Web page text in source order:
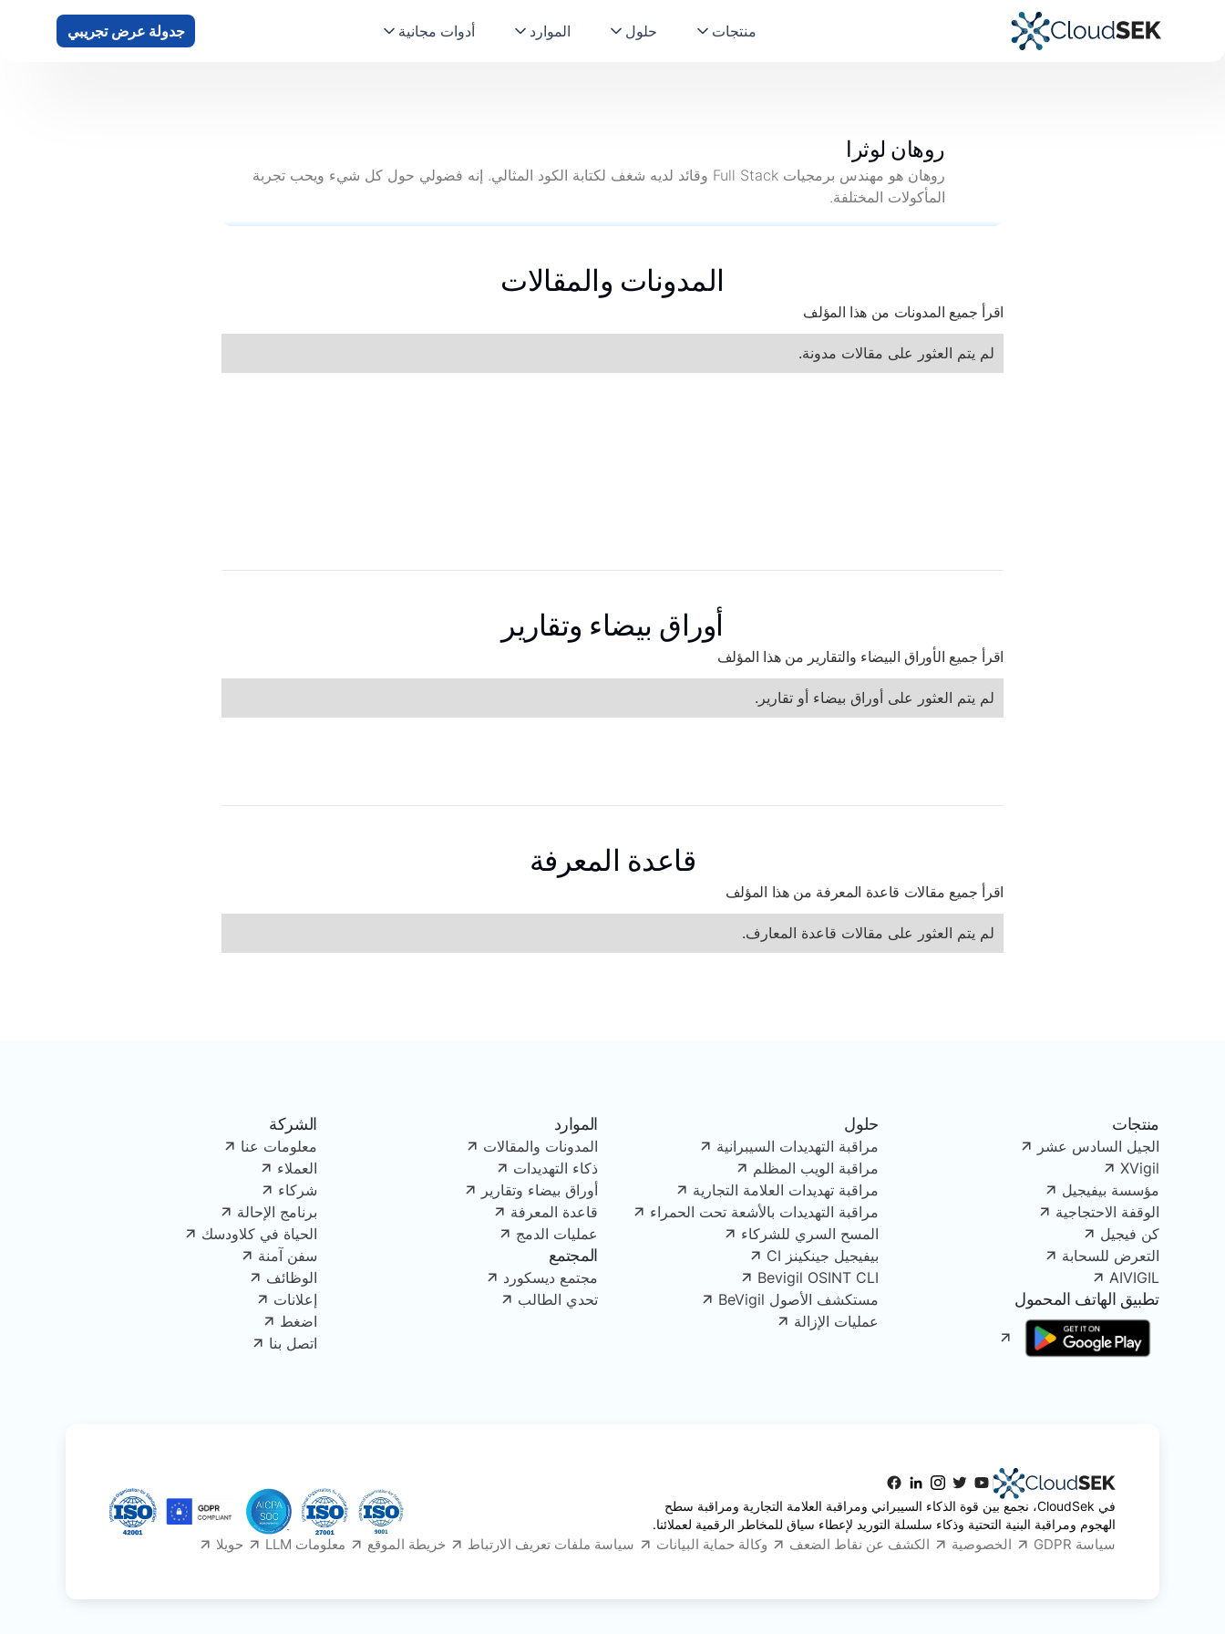
منتجات حلول الموارد أدوات مجانية جدولة عرض تجريبي
روهان لوثرا
روهان هو مهندس برمجيات Full Stack وقائد لديه شغف لكتابة الكود المثالي. إنه فضولي حول كل شيء ويحب تجربة
المأكولات المختلفة.
المدونات والمقالات
اقرأ جميع المدونات من هذا المؤلف
لم يتم العثور على مقالات مدونة.
أوراق بيضاء وتقارير
اقرأ جميع الأوراق البيضاء والتقارير من هذا المؤلف
لم يتم العثور على أوراق بيضاء أو تقارير.
قاعدة المعرفة
اقرأ جميع مقالات قاعدة المعرفة من هذا المؤلف
لم يتم العثور على مقالات قاعدة المعارف.
منتجات
الجيل السادس عشر
XVigil
مؤسسة بيفيجيل
الوقفة الاحتجاجية
كن فيجيل
التعرض للسحابة
AIVIGIL
تطبيق الهاتف المحمول
حلول
مراقبة التهديدات السيبرانية
مراقبة الويب المظلم
مراقبة تهديدات العلامة التجارية
مراقبة التهديدات بالأشعة تحت الحمراء
المسح السري للشركاء
بيفيجيل جينكينز CI
Bevigil OSINT CLI
مستكشف الأصول BeVigil
عمليات الإزالة
الموارد
المدونات والمقالات
ذكاء التهديدات
أوراق بيضاء وتقارير
قاعدة المعرفة
عمليات الدمج
المجتمع
مجتمع ديسكورد
تحدي الطالب
الشركة
معلومات عنا
العملاء
شركاء
برنامج الإحالة
الحياة في كلاودسك
سفن آمنة
الوظائف
إعلانات
اضغط
اتصل بنا
في CloudSek، نجمع بين قوة الذكاء السيبراني ومراقبة العلامة التجارية ومراقبة سطح
الهجوم ومراقبة البنية التحتية وذكاء سلسلة التوريد لإعطاء سياق للمخاطر الرقمية لعملائنا.
سياسة GDPR الخصوصية الكشف عن نقاط الضعف وكالة حماية البيانات سياسة ملفات تعريف الارتباط خريطة الموقع معلومات LLM حويلا